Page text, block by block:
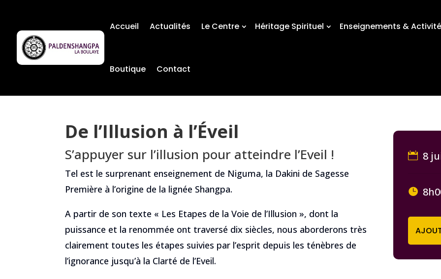
Accueil Actualités Le Centre Héritage Spirituel Enseignements &
Boutique Contact
De l’Illusion à l’Éveil
S’appuyer sur l’illusion pour atteindre l’Eveil !
Tel est le surprenant enseignement de Niguma, la Dakini de Sagesse
Première à l’origine de la lignée Shangpa.
A partir de son texte « Les Etapes de la Voie de l’Illusion », dont la
puissance et la renommée ont traversé dix siècles, nous aborderons très
clairement toutes les étapes suivies par l’esprit depuis les ténèbres de
l’ignorance jusqu’à la Clarté de l’Eveil.
8